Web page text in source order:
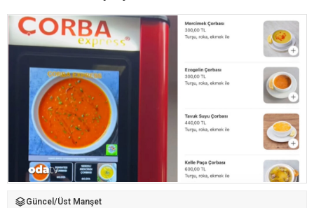
Güncel /Üst Manşet